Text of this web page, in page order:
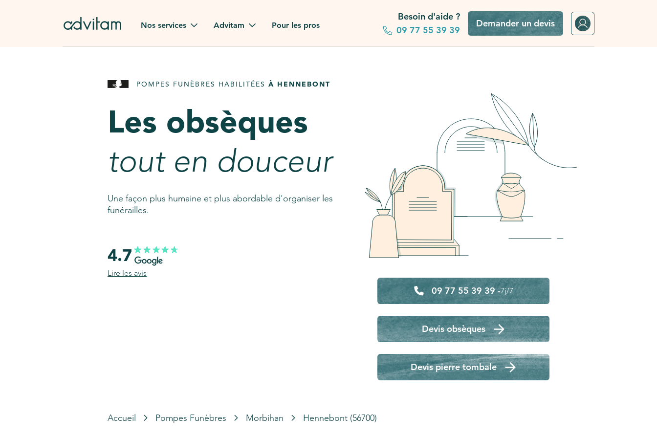
Nos services
Rapatriement à
Pierre tombale
AssistGPT
Nos services en plus
Advitam
Advitam dans la presse
Consultez notre FAQ
Pour les pros
Besoin d'aide ?
09 77 55 39 39
Demander un devis
POMPES FUNÈBRES HABILITÉES À HENNEBONT
Les obsèques
tout en douceur
Une façon plus humaine et plus abordable d'organiser les
funérailles.
09 77 55 39 39 -7j/7
Devis obsèques
Devis pierre tombale
4.7
Lire les avis
Accueil Pompes Funèbres Morbihan Hennebont (56700)